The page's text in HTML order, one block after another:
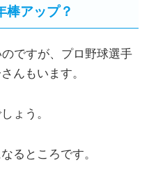
棒アップ？
ですが、プロ野球選手
んもいます。
ょう。
るところです。